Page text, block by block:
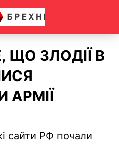
ЩО ЗЛОДІЇ В
АРМІЇ
сайти РФ почали